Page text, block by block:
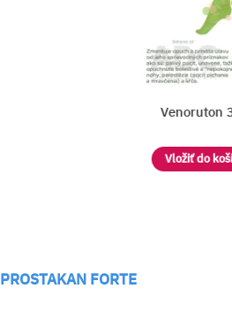
Venoruton 300
Vložiť do košíka
PROSTAKAN FORTE